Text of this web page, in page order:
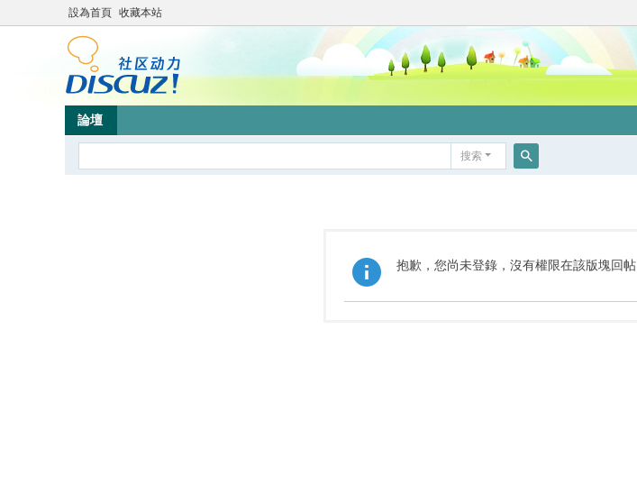
設為首頁 收藏本站
論壇
搜索
抱歉，您尚未登錄，沒有權限在該版塊回帖